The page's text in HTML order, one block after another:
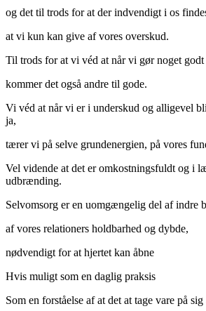
og det til trods for at der indvendigt i os
at vi kun kan give af vores overskud.
Til trods for at vi véd at når vi gør noget godt
kommer det også andre til gode.
Vi véd at når vi er i underskud og alligevel
ja,
tærer vi på selve grundenergien, på vores
Vel vidende at det er omkostningsfuldt og i
udbrænding.
Selvomsorg er en uomgængelig del af indre
af vores relationers holdbarhed og dybde,
nødvendigt for at hjertet kan åbne
Hvis muligt som en daglig praksis
Som en forståelse af at det at tage vare på sig